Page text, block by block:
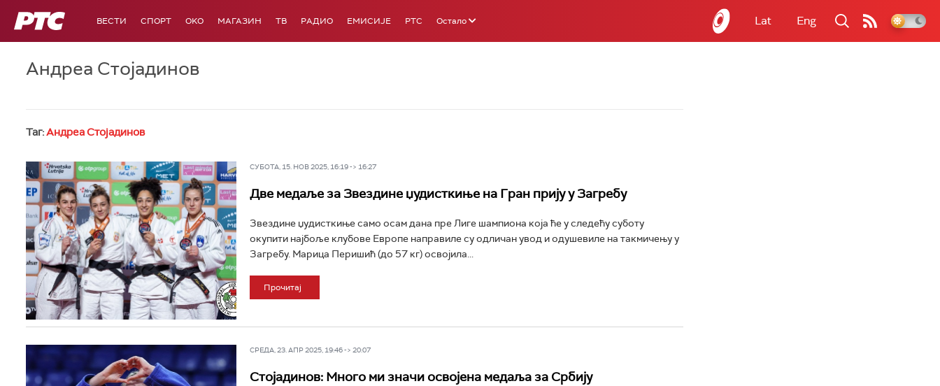
РТС ВЕСТИ СПОРТ OKO МАГАЗИН ТВ РАДИО ЕМИСИЈЕ РТС Остало Lat Eng
Андреа Стојадинов
Таг:Андреа Стојадинов
СУБОТА, 15. НОВ 2025, 16:19 -> 16:27
Две медаље за Звездине џудисткиње на Гран прију у Загребу
Звездине џудисткиње само осам дана пре Лиге шампиона која ће у следећу суботу
окупити најбоље клубове Европе направиле су одличан увод и одушевиле на такмичењу у
Загребу. Марица Перишић (до 57 кг) освојила...
Прочитај
СРЕДА, 23. АПР 2025, 19:46 -> 20:07
Стојадинов: Много ми значи освојена медаља за Србију